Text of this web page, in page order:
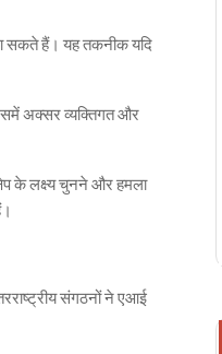
सकते हैं। यह तकनीक यदि
अक्सर व्यक्तिगत और
के लक्ष्य चुनने और हमला
संगठनों ने एआई